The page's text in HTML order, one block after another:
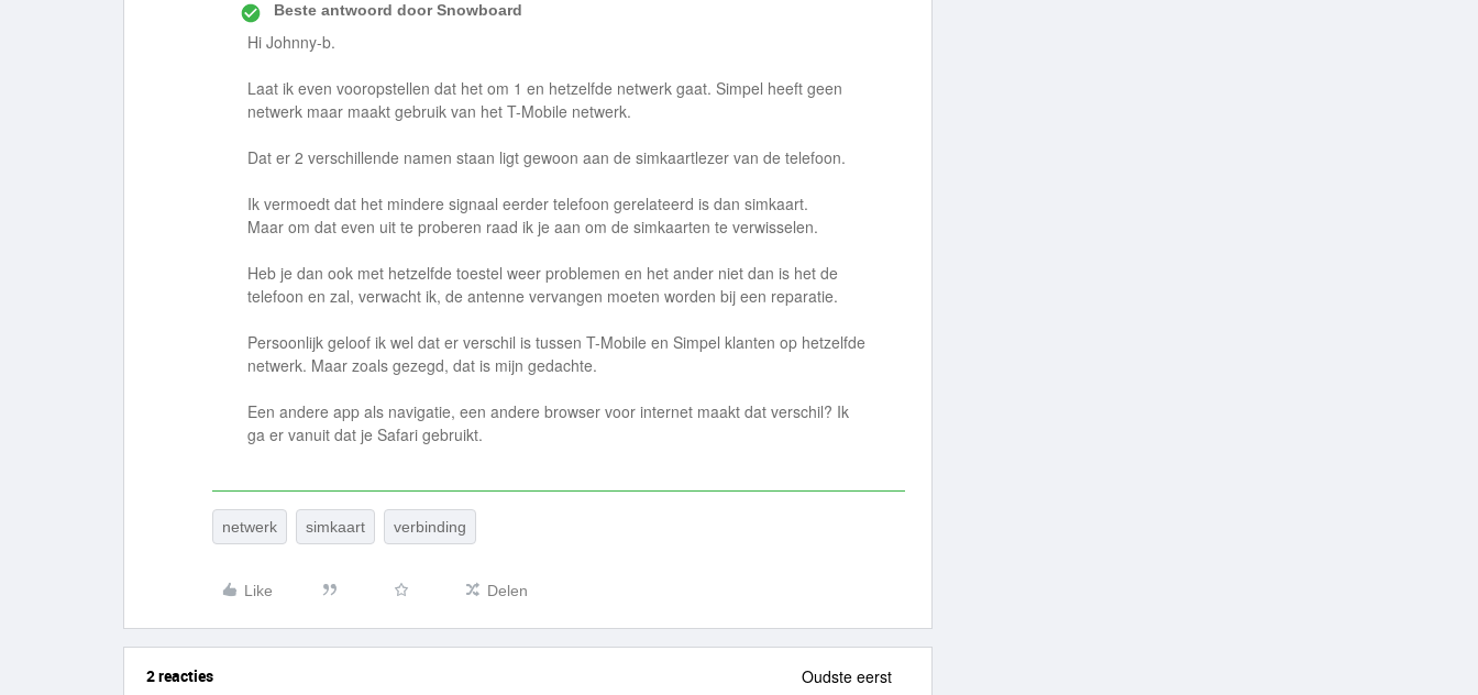
Beste antwoord doorSnowboard
Hi Johnny-b.
Laat ik even vooropstellen dat het om 1 en hetzelfde netwerk gaat. Simpel heeft geen
netwerk maar maakt gebruik van het T-Mobile netwerk.
Dat er 2 verschillende namen staan ligt gewoon aan de simkaartlezer van de telefoon.
Ik vermoedt dat het mindere signaal eerder telefoon gerelateerd is dan simkaart.
Maar om dat even uit te proberen raad ik je aan om de simkaarten te verwisselen.
Heb je dan ook met hetzelfde toestel weer problemen en het ander niet dan is het de
telefoon en zal, verwacht ik, de antenne vervangen moeten worden bij een reparatie.
Persoonlijk geloof ik wel dat er verschil is tussen T-Mobile en Simpel klanten op hetzelfde
netwerk. Maar zoals gezegd, dat is mijn gedachte.
Een andere app als navigatie, een andere browser voor internet maakt dat verschil? Ik
ga er vanuit dat je Safari gebruikt.
netwerk simkaart verbinding
Like Delen
2 reacties Oudste eerst